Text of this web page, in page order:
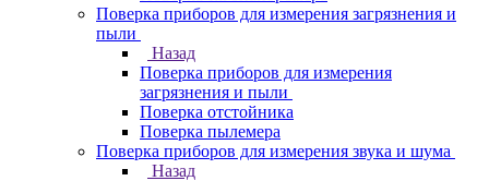
Поверка приборов для измерения загрязнения и
пыли
Назад
Поверка приборов для измерения
загрязнения и пыли
Поверка отстойника
Поверка пылемера
Поверка приборов для измерения звука и шума
Назад